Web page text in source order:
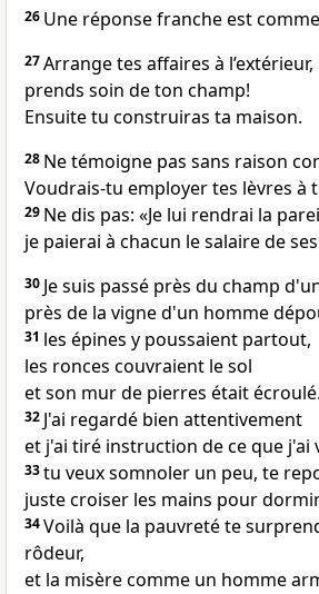
26 Une réponse franche est
27Arrange tes affaires à l’extérieur,
prends soin de ton champ!
Ensuite tu construiras ta maison.
28 Ne témoigne pas sans raison
Voudrais-tu employer tes lèvres à
29 Ne dis pas: «Je lui rendrai la
je paierai à chacun le salaire de
30 Je suis passé près du champ
près de la vigne d'un homme
31 les épines y poussaient partout,
les ronces couvraient le sol
et son mur de pierres était écroulé.
32 J'ai regardé bien attentivement
et j'ai tiré instruction de ce que j'ai
33tu veux somnoler un peu, te
juste croiser les mains pour
34Voilà que la pauvreté te
rôdeur,
et la misère comme un homme